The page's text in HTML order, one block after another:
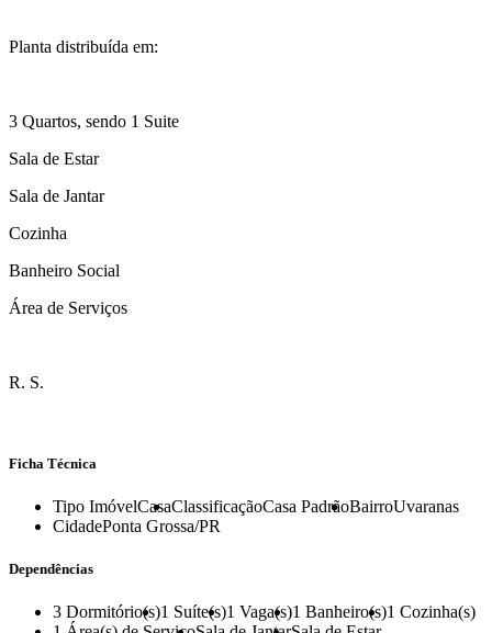
Planta distribuída em:
3 Quartos, sendo 1 Suite
Sala de Estar
Sala de Jantar
Cozinha
Banheiro Social
Área de Serviços
R. S.
Ficha Técnica
Tipo ImóvelCasaClassificaçãoCasa PadrãoBairroUvaranas
CidadePonta Grossa/PR
Dependências
3 Dormitório(s)1 Suíte(s)1 Vaga(s)1 Banheiro(s)1 Cozinha(s)